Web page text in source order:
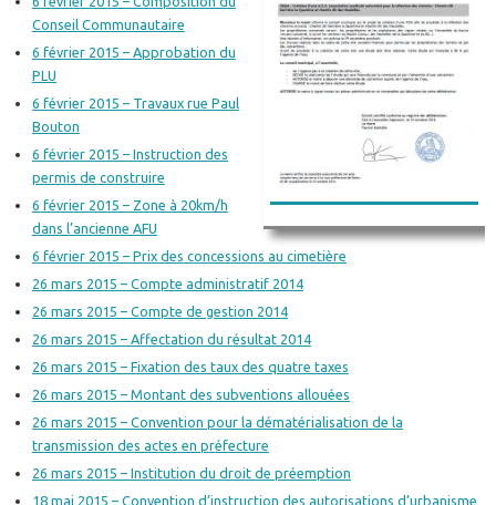
Conseil Communautaire
6 février 2015 – Approbation du
PLU
6 février 2015 – Travaux rue Paul
Bouton
6 février 2015 – Instruction des
permis de construire
6 février 2015 – Zone à 20km/h
dans l’ancienne AFU
6 février 2015 – Prix des concessions au cimetière
26 mars 2015 – Compte administratif 2014
26 mars 2015 – Compte de gestion 2014
26 mars 2015 – Affectation du résultat 2014
26 mars 2015 – Fixation des taux des quatre taxes
26 mars 2015 – Montant des subventions allouées
26 mars 2015 – Convention pour la dématérialisation de la
transmission des actes en préfecture
26 mars 2015 – Institution du droit de préemption
18 mai 2015 – Convention d’instruction des autorisations d’urbanisme